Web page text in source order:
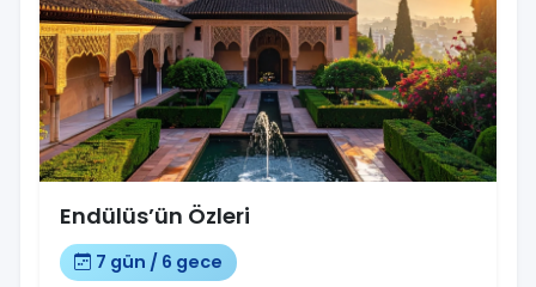
Endülüs’ün Özleri
7 gün / 6 gece